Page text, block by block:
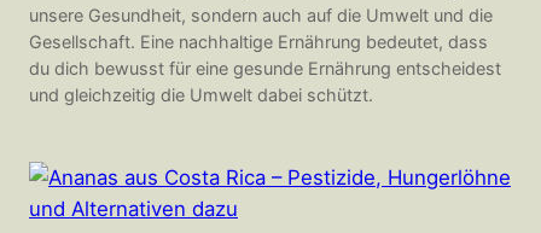
unsere Gesundheit, sondern auch auf die Umwelt und die
Gesellschaft. Eine nachhaltige Ernährung bedeutet, dass
du dich bewusst für eine gesunde Ernährung entscheidest
und gleichzeitig die Umwelt dabei schützt.